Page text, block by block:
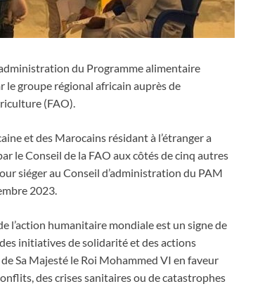
du Programme alimentaire
le groupe régional africain auprès de
(FAO).
et des Marocains résidant à l’étranger a
le Conseil de la FAO aux côtés de cinq autres
siéger au Conseil d’administration du PAM
2023.
l’action humanitaire mondiale est un signe de
initiatives de solidarité et des actions
Sa Majesté le Roi Mohammed VI en faveur
des crises sanitaires ou de catastrophes